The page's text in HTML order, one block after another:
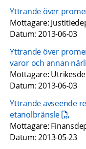
Yttrande över
Mottagare:
Datum: 2013-06-03
Yttrande över
varor och annan
Mottagare:
Datum: 2013-06-03
Yttrande avseende
etanolbränslepdf, 124
Mottagare:
Datum: 2013-05-23